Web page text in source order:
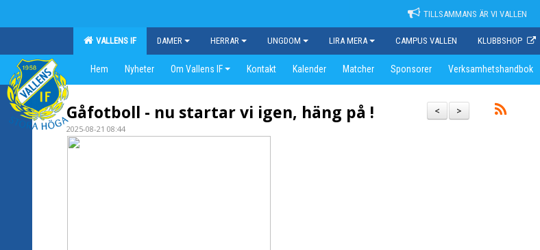
TILLSAMMANS ÄR VI VALLEN
VALLENS IF DAMER HERRAR UNGDOM LIRA MERA CAMPUS VALLEN KLUBBSHOP
Hem Nyheter Om Vallens IF Kontakt Kalender Matcher Sponsorer Verksamhetshandbok
>
<
Gåfotboll - nu startar vi igen, häng på !
2025-08-21 08:44